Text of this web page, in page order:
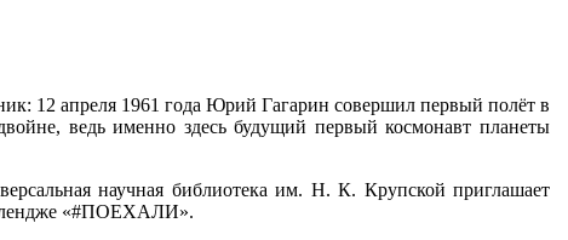
12 апреля 1961 года Юрий Гагарин совершил первый полёт в
ведь именно здесь будущий первый космонавт планеты
научная библиотека им. Н. К. Крупской приглашает
«#ПОЕХАЛИ».